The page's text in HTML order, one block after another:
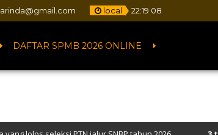
local 22:19 09
DAFTAR SPMB 2026 ONLINE